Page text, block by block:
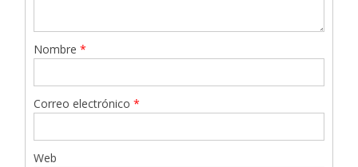
Nombre*
Correo electrónico*
Web